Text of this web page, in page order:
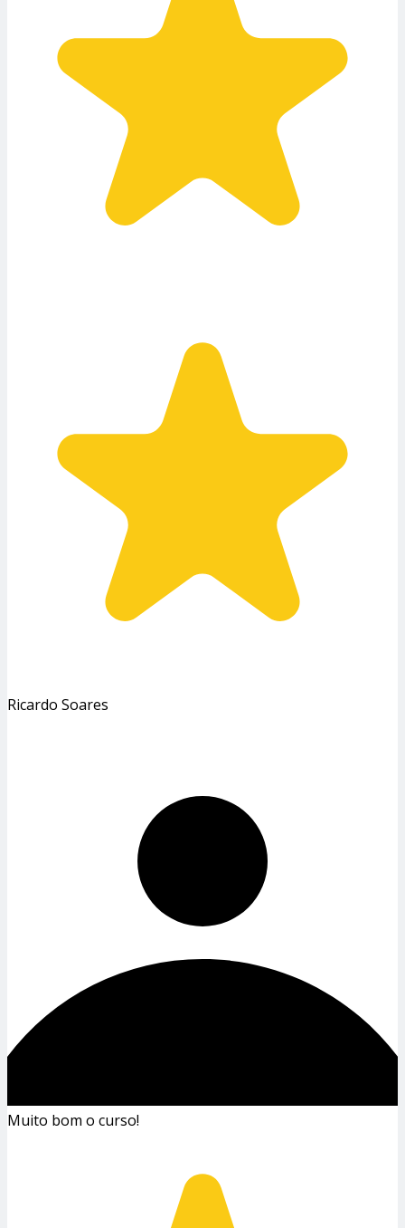
Ricardo Soares
Muito bom o curso!